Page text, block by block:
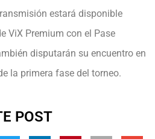
estará disponible
ViX Premium con el Pase
disputarán su encuentro en
la primera fase del torneo.
POST